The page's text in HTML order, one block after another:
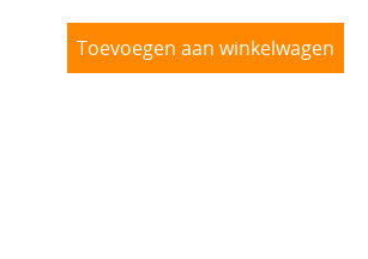
Toevoegen aan winkelwagen